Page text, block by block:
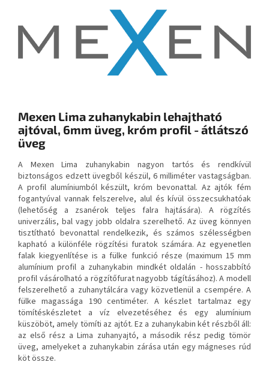
Mexen Lima zuhanykabin lehajtható
ajtóval, 6mm üveg, króm profil - átlátszó
üveg
A Mexen Lima zuhanykabin nagyon tartós és rendkívül
biztonságos edzett üvegből készül, 6 milliméter vastagságban.
A profil alumíniumból készült, króm bevonattal. Az ajtók fém
fogantyúval vannak felszerelve, alul és kívül összecsukhatóak
(lehetőség a zsanérok teljes falra hajtására). A rögzítés
univerzális, bal vagy jobb oldalra szerelhető. Az üveg könnyen
tisztítható bevonattal rendelkezik, és számos szélességben
kapható a különféle rögzítési furatok számára. Az egyenetlen
falak kiegyenlítése is a fülke funkció része (maximum 15 mm
alumínium profil a zuhanykabin mindkét oldalán - hosszabbító
profil vásárolható a rögzítőfurat nagyobb tágításához). A modell
felszerelhető a zuhanytálcára vagy közvetlenül a csempére. A
fülke magassága 190 centiméter. A készlet tartalmaz egy
tömítéskészletet a víz elvezetéséhez és egy alumínium
küszöböt, amely tömíti az ajtót. Ez a zuhanykabin két részből áll:
az első rész a Lima zuhanyajtó, a második rész pedig tömör
üveg, amelyeket a zuhanykabin zárása után egy mágneses rúd
köt össze.